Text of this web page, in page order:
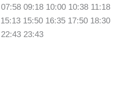
09:18 10:00 10:38 11:18
15:50 16:35 17:50 18:30
23:43